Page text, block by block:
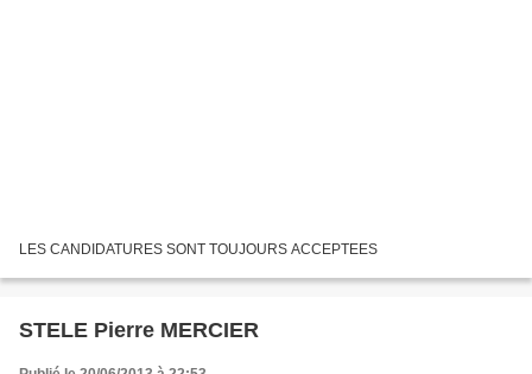
LES CANDIDATURES SONT TOUJOURS ACCEPTEES
STELE Pierre MERCIER